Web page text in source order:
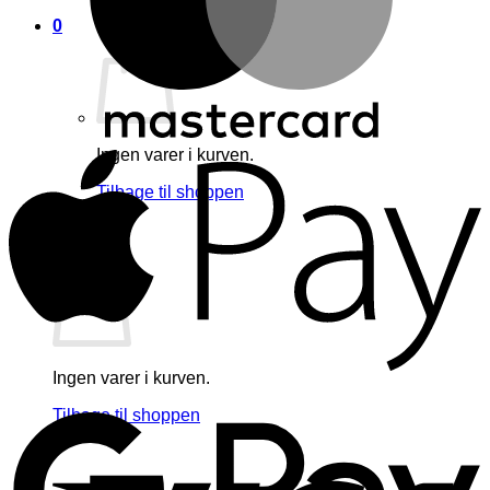
0
Ingen varer i kurven.
Tilbage til shoppen
Ingen varer i kurven.
Tilbage til shoppen